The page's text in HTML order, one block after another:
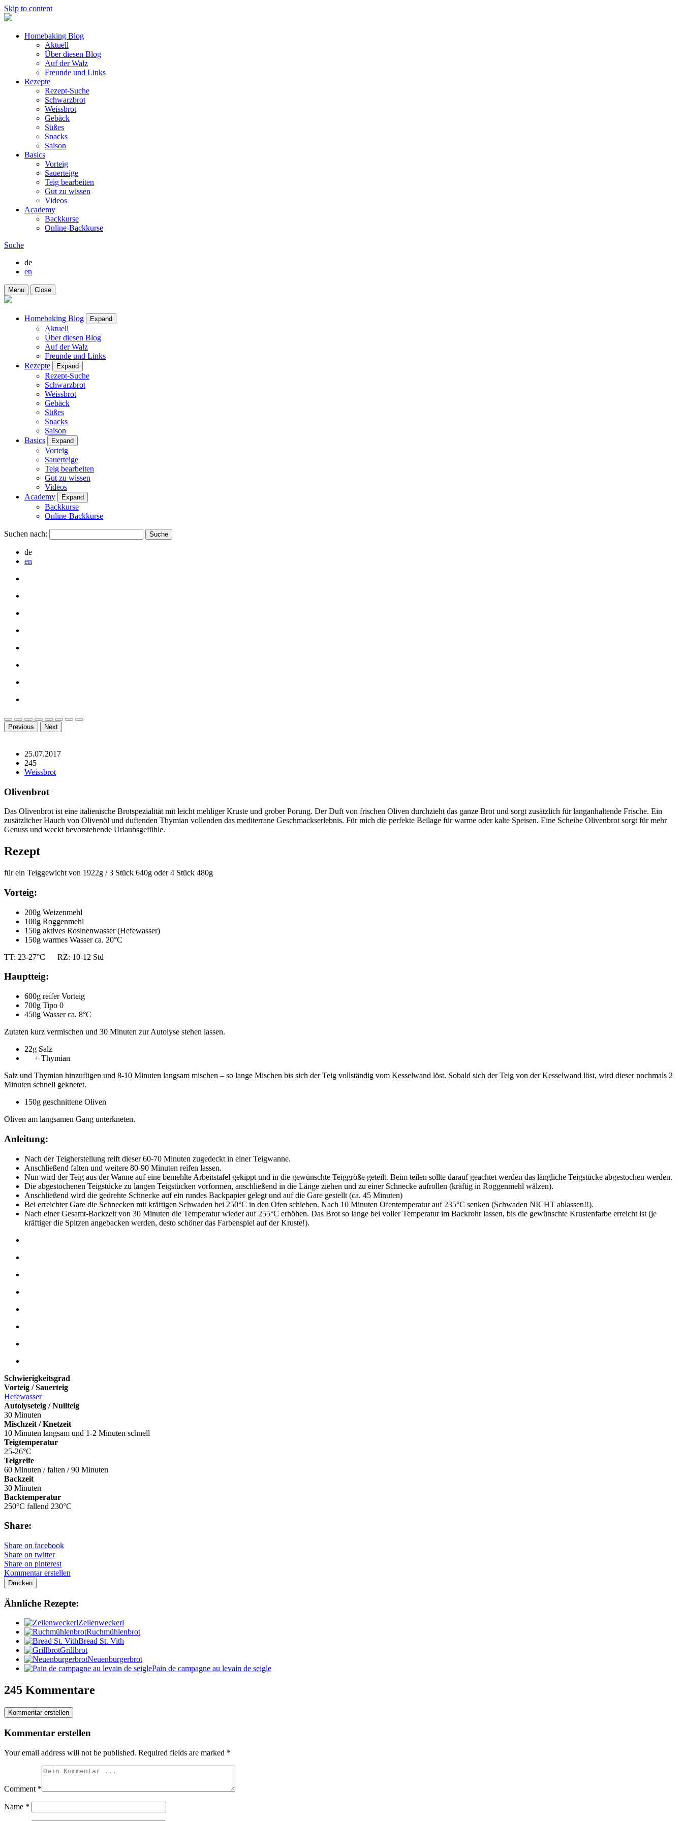
Skip to content
Homebaking Blog
Aktuell
Über diesen Blog
Auf der Walz
Freunde und Links
Rezepte
Rezept-Suche
Schwarzbrot
Weissbrot
Gebäck
Süßes
Snacks
Saison
Basics
Vorteig
Sauerteige
Teig bearbeiten
Gut zu wissen
Videos
Academy
Backkurse
Online-Backkurse
Suche
de
en
Menu Close
Homebaking Blog Expand
Aktuell
Über diesen Blog
Auf der Walz
Freunde und Links
Rezepte
Expand
Rezept-Suche
Schwarzbrot
Weissbrot
Gebäck
Süßes
Snacks
Saison
Basics
Expand
Vorteig
Sauerteige
Teig bearbeiten
Gut zu wissen
Videos
Academy
Expand
Backkurse
Online-Backkurse
Suchen nach:
de
en
Previous Next
25.07.2017
245
Weissbrot
Olivenbrot
Das Olivenbrot ist eine italienische Brotspezialität mit leicht mehliger Kruste und grober Porung. Der Duft von frischen Oliven durchzieht das ganze Brot und sorgt zusätzlich für langanhaltende Frische. Ein
zusätzlicher Hauch von Olivenöl und duftenden Thymian vollenden das mediterrane Geschmackserlebnis. Für mich die perfekte Beilage für warme oder kalte Speisen. Eine Scheibe Olivenbrot sorgt für mehr
Genuss und weckt bevorstehende Urlaubsgefühle.
Rezept
für ein Teiggewicht von 1922g / 3 Stück 640g oder 4 Stück 480g
Vorteig:
200g Weizenmehl
100g Roggenmehl
150g aktives Rosinenwasser (Hefewasser)
150g warmes Wasser ca. 20°C
TT: 23-27°C RZ: 10-12 Std
Hauptteig:
600g reifer Vorteig
700g Tipo 0
450g Wasser ca. 8°C
Zutaten kurz vermischen und 30 Minuten zur Autolyse stehen lassen.
22g Salz
+ Thymian
Salz und Thymian hinzufügen und 8-10 Minuten langsam mischen – so lange Mischen bis sich der Teig vollständig vom Kesselwand löst. Sobald sich der Teig von der Kesselwand löst, wird dieser nochmals 2
Minuten schnell geknetet.
150g geschnittene Oliven
Oliven am langsamen Gang unterkneten.
Anleitung:
Nach der Teigherstellung reift dieser 60-70 Minuten zugedeckt in einer Teigwanne.
Anschließend falten und weitere 80-90 Minuten reifen lassen.
Nun wird der Teig aus der Wanne auf eine bemehlte Arbeitstafel gekippt und in die gewünschte Teiggröße geteilt. Beim teilen sollte darauf geachtet werden das längliche Teigstücke abgestochen werden.
Die abgestochenen Teigstücke zu langen Teigstücken vorformen, anschließend in die Länge ziehen und zu einer Schnecke aufrollen (kräftig in Roggenmehl wälzen).
Anschließend wird die gedrehte Schnecke auf ein rundes Backpapier gelegt und auf die Gare gestellt (ca. 45 Minuten)
Bei erreichter Gare die Schnecken mit kräftigen Schwaden bei 250°C in den Ofen schieben. Nach 10 Minuten Ofentemperatur auf 235°C senken (Schwaden NICHT ablassen!!).
Nach einer Gesamt-Backzeit von 30 Minuten die Temperatur wieder auf 255°C erhöhen. Das Brot so lange bei voller Temperatur im Backrohr lassen, bis die gewünschte Krustenfarbe erreicht ist (je
kräftiger die Spitzen angebacken werden, desto schöner das Farbenspiel auf der Kruste!).
Schwierigkeitsgrad
Vorteig / Sauerteig
Hefewasser
Autolyseteig / Nullteig
30 Minuten
Mischzeit / Knetzeit
10 Minuten langsam und 1-2 Minuten schnell
Teigtemperatur
25-26°C
Teigreife
60 Minuten / falten / 90 Minuten
Backzeit
30 Minuten
Backtemperatur
250°C fallend 230°C
Share:
Share on facebook
Share on twitter
Share on pinterest
Kommentar erstellen
Drucken
Ähnliche Rezepte:
Zeilenweckerl
Ruchmühlenbrot
Bread St. Vith
Grillbrot
Neuenburgerbrot
Pain de campagne au levain de seigle
245 Kommentare
Kommentar erstellen
Kommentar erstellen
Your email address will not be published. Required fields are marked *
Comment *
Name *